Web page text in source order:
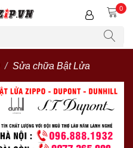
0
Sửa chữa Bật Lửa